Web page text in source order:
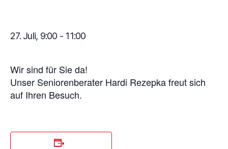
27. Juli, 9:00 - 11:00
Wir sind für Sie da!
Unser Seniorenberater Hardi Rezepka freut sich
auf Ihren Besuch.